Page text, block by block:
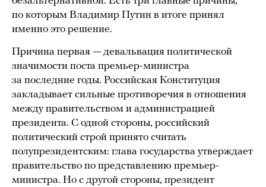
по которым Владимир Путин в итоге принял
именно это решение.
Причина первая — девальвация политической
значимости поста премьер-министра
за последние годы. Российская Конституция
закладывает сильные противоречия в отношения
между правительством и администрацией
президента. С одной стороны, российский
политический строй принято считать
полупрезидентским: глава государства утверждает
правительство по представлению премьер-
министра. Но с другой стороны, президент